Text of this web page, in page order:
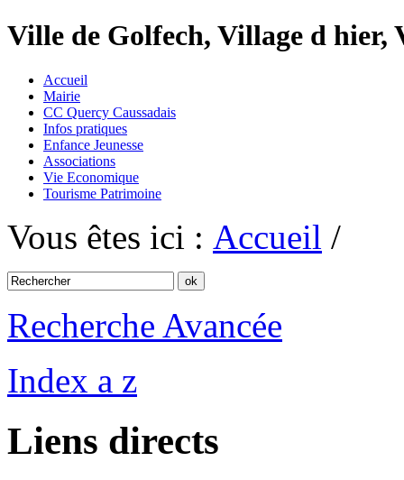
Ville de Golfech, Village d
Accueil
Mairie
CC Quercy Caussadais
Infos pratiques
Enfance Jeunesse
Associations
Vie Economique
Tourisme Patrimoine
Vous êtes ici : Accueil /
Recherche Avancée
Index a z
Liens directs